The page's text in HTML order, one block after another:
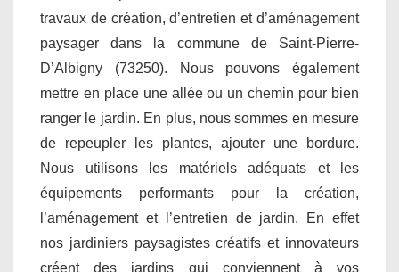
travaux de création, d’entretien et d’aménagement
paysager dans la commune de Saint-Pierre-
D’Albigny (73250). Nous pouvons également
mettre en place une allée ou un chemin pour bien
ranger le jardin. En plus, nous sommes en mesure
de repeupler les plantes, ajouter une bordure.
Nous utilisons les matériels adéquats et les
équipements performants pour la création,
l’aménagement et l’entretien de jardin. En effet
nos jardiniers paysagistes créatifs et innovateurs
créent des jardins qui conviennent à vos